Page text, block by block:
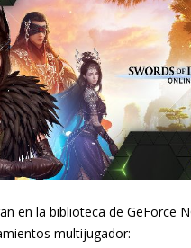
en la biblioteca de GeForce
multijugador: